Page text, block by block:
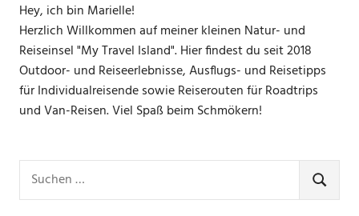
Hey, ich bin Marielle!
Herzlich Willkommen auf meiner kleinen Natur- und
Reiseinsel "My Travel Island". Hier findest du seit 2018
Outdoor- und Reiseerlebnisse, Ausflugs- und Reisetipps
für Individualreisende sowie Reiserouten für Roadtrips
und Van-Reisen. Viel Spaß beim Schmökern!
nach:
SUCHEN